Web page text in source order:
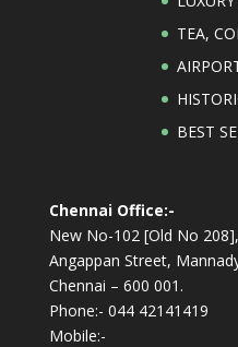
TEA,
BEST
Chennai Office:-
New No-102 [Old No 208],
Angappan Street,
Chennai – 600 001.
Phone:- 044 42141419
Mobile:-